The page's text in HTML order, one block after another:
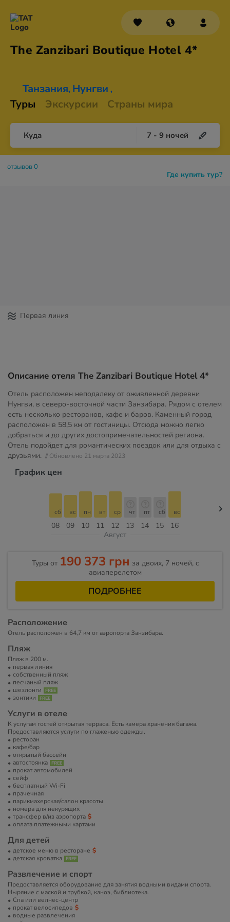
The Zanzibari Boutique Hotel 4*
Танзания, Нунгви ,
Туры Экскурсии Страны мира
Куда 7 - 9 ночей
Где купить тур?
отзывов 0
Первая линия
Описание отеля The Zanzibari Boutique Hotel 4*
Отель расположен неподалеку от оживленной деревни
Нунгви, в северо-восточной части Занзибара. Рядом с отелем
есть несколько ресторанов, кафе и баров. Каменный город
расположен в 58,5 км от гостиницы. Отсюда можно легко
добраться и до других достопримечательностей региона.
Отель подойдет для романтических поездок или для отдыха с
друзьями. // Обновлено 21 марта 2023
График цен
08
сб
09
вс
10
пн
11
вт
12
ср
13
чт
14
пт
15
сб
16
вс
Август
Туры от 190 373 грн за двоих, 7 ночей, c
авиаперелетом
ПОДРОБНЕЕ
Расположение
Отель расположен в 64,7 км от аэропорта Занзибара.
Пляж
Пляж в 200 м.
первая линия
собственный пляж
песчаный пляж
шезлонги
зонтики
Услуги в отеле
К услугам гостей открытая терраса. Есть камера хранения багажа.
Предоставляются услуги по глаженью одежды.
ресторан
кафе/бар
открытый бассейн
автостоянка
прокат автомобилей
сейф
бесплатный Wi-Fi
прачечная
парикмахерская/салон красоты
номера для некурящих
трансфер в/из аэропорта
оплата платежными картами
Для детей
детское меню в ресторане
детская кроватка
Развлечение и спорт
Предоставляется оборудование для занятия водными видами спорта.
Ныряние с маской и трубкой, каноэ, библиотека.
Спа или велнес-центр
прокат велосипедов
водные развлечения